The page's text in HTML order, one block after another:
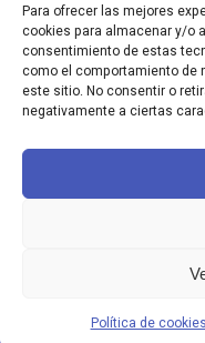
Para ofrecer las mejores
cookies para almacenar y/o
consentimiento de estas
como el comportamiento de
este sitio. No consentir o
negativamente a ciertas
Política de cookies
Info contacto
info@corebmusic.es
© CORE B